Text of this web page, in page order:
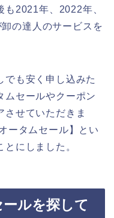
も2021年、2022年、
の達人のサービスを
でも安く申し込みた
ムセールやクーポン
させていただきま
ータムセール】とい
にしました。
ルを探して